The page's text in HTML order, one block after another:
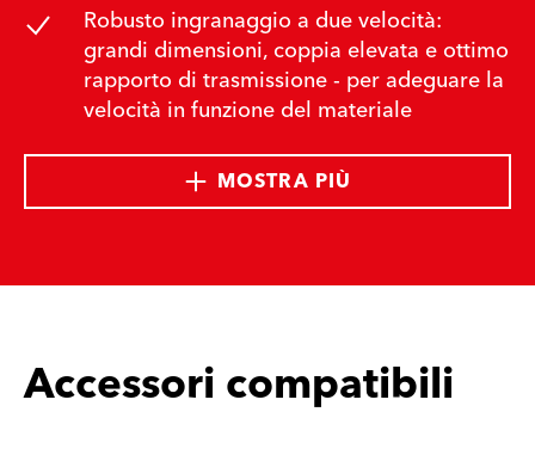
Robusto ingranaggio a due velocità:
grandi dimensioni, coppia elevata e ottimo
rapporto di trasmissione - per adeguare la
velocità in funzione del materiale
MOSTRA PIÙ
Accessori compatibili